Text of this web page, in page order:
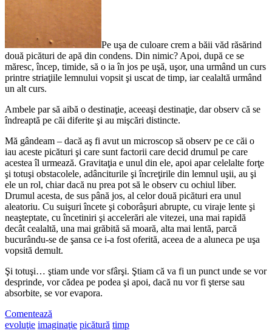
Pe uşa de culoare crem a băii văd răsărind
două picături de apă din condens. Din nimic? Apoi, după ce se
măresc, încep, timide, să o ia în jos pe uşă, uşor, una urmând un curs
printre striaţiile lemnului vopsit şi uscat de timp, iar cealaltă urmând
un alt curs.
Ambele par să aibă o destinaţie, aceeaşi destinaţie, dar observ că se
îndreaptă pe căi diferite şi au mişcări distincte.
Mă gândeam – dacă aş fi avut un microscop să observ pe ce căi o
iau aceste picături şi care sunt factorii care decid drumul pe care
acestea îl urmează. Gravitaţia e unul din ele, apoi apar celelalte forţe
şi totuşi obstacolele, adânciturile şi încreţirile din lemnul uşii, au şi
ele un rol, chiar dacă nu prea pot să le observ cu ochiul liber.
Drumul acesta, de sus până jos, al celor două picături era unul
aleatoriu. Cu suişuri încete şi coborâşuri abrupte, cu viraje lente şi
neaşteptate, cu încetiniri şi accelerări ale vitezei, una mai rapidă
decât cealaltă, una mai grăbită să moară, alta mai lentă, parcă
bucurându-se de şansa ce i-a fost oferită, aceea de a aluneca pe uşa
vopsită demult.
Şi totuşi… ştiam unde vor sfârşi. Ştiam că va fi un punct unde se vor
desprinde, vor cădea pe podea şi apoi, dacă nu vor fi şterse sau
absorbite, se vor evapora.
Comentează
evoluţie imaginaţie picătură timp